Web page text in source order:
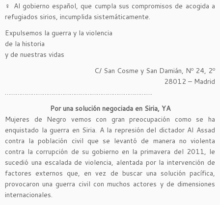
♀ Al gobierno español, que cumpla sus compromisos de acogida a
refugiados sirios, incumplida sistemáticamente.
Expulsemos la guerra y la violencia
de la historia
y de nuestras vidas
C/ San Cosme y San Damián, Nº 24, 2º
28012 – Madrid
……………………………………………………………………….
Por una solución negociada en Siria, YA
Mujeres de Negro vemos con gran preocupación como se ha
enquistado la guerra en Siria. A la represión del dictador Al Assad
contra la población civil que se levantó de manera no violenta
contra la corrupción de su gobierno en la primavera del 2011, le
sucedió una escalada de violencia, alentada por la intervención de
factores externos que, en vez de buscar una solución pacífica,
provocaron una guerra civil con muchos actores y de dimensiones
internacionales.